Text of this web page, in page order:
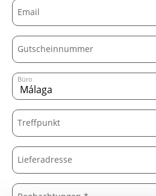
Email
Gutscheinnummer
Büro
Treffpunkt
Lieferadresse